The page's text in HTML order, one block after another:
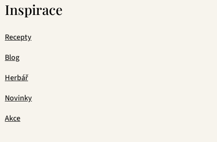
Inspirace
Recepty
Blog
Herbář
Novinky
Akce